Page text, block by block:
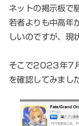
ネットの掲示板で
若者よりも中高年
しいのですが、現
そこで2023年7
を確認してみまし